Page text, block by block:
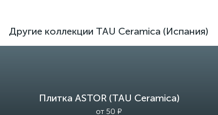
Другие коллекции TAU Ceramica (Испания)
Плитка ASTOR (TAU Ceramica)
от 50 ₽